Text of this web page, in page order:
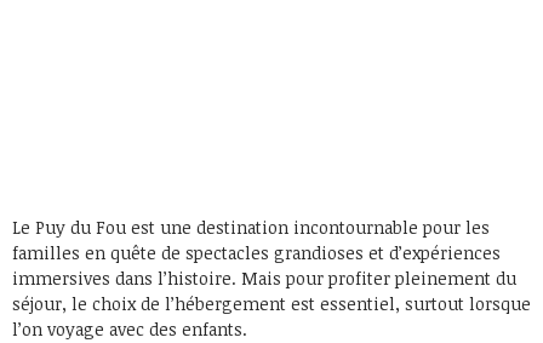
Le Puy du Fou est une destination incontournable pour les
familles en quête de spectacles grandioses et d’expériences
immersives dans l’histoire. Mais pour profiter pleinement du
séjour, le choix de l’hébergement est essentiel, surtout lorsque
l’on voyage avec des enfants.